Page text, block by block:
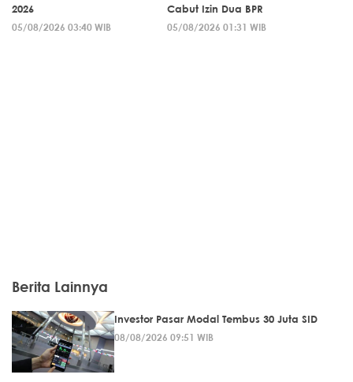
2026
05/08/2026 03:40 WIB
Cabut Izin Dua BPR
05/08/2026 01:31 WIB
Berita Lainnya
Investor Pasar Modal Tembus 30 Juta SID
08/08/2026 09:51 WIB